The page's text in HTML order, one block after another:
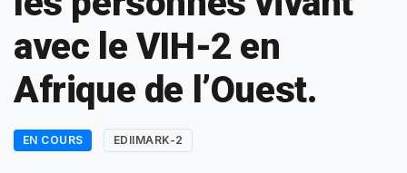
avec le VIH-2 en
Afrique de l’Ouest.
EN COURS EDIIMARK-2